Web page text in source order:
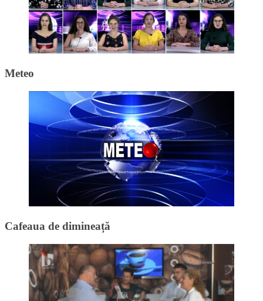
Meteo
Cafeaua de dimineață